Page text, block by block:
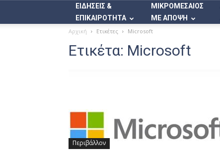
ΕΙΔΗΣΕΙΣ &
ΕΠΙΚΑΙΡΟΤΗΤΑ
ΜΙΚΡΟΜΕΣΑΙΟΣ
ΜΕ ΑΠΟΨΗ
Αρχική Ετικέτες Microsoft
Ετικέτα: Microsoft
Περιβάλλον